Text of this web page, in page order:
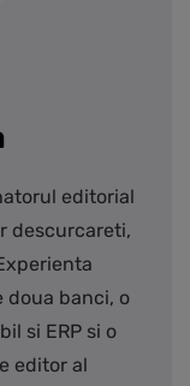
editorial
descurcareti,
doua banci, o
si ERP si o
editor al